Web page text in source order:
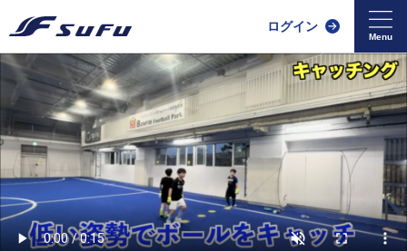
ログイン